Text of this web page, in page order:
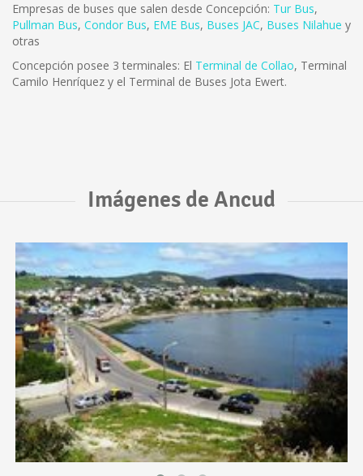
Empresas de buses que salen desde Concepción: Tur Bus,
Pullman Bus, Condor Bus, EME Bus, Buses JAC, Buses Nilahue y
otras
Concepción posee 3 terminales: El Terminal de Collao, Terminal
Camilo Henríquez y el Terminal de Buses Jota Ewert.
Imágenes de Ancud